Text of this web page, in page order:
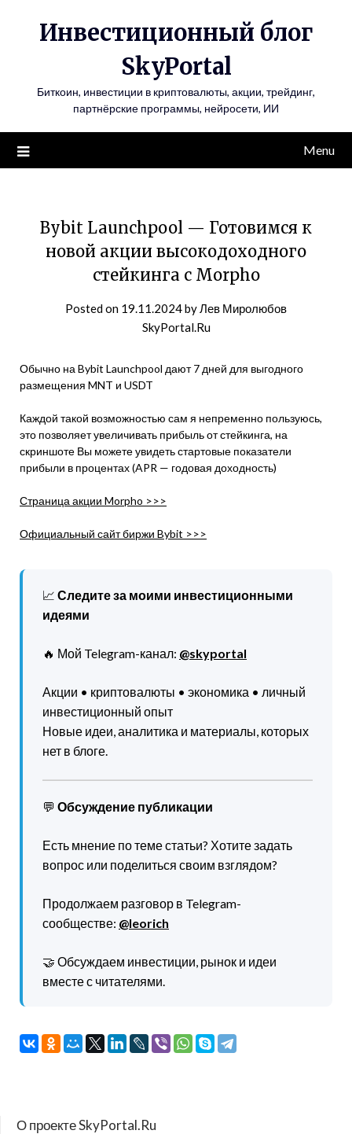
Инвестиционный блог
SkyPortal
Биткоин, инвестиции в криптовалюты, акции, трейдинг,
партнёрские программы, нейросети, ИИ
Menu
Bybit Launchpool — Готовимся к
новой акции высокодоходного
стейкинга с Morpho
Posted on 19.11.2024byЛев Миролюбов
SkyPortal.Ru
Обычно на Bybit Launchpool дают 7 дней для выгодного
размещения MNT и USDT
Каждой такой возможностью сам я непременно пользуюсь,
это позволяет увеличивать прибыль от стейкинга, на
скриншоте Вы можете увидеть стартовые показатели
прибыли в процентах (APR — годовая доходность)
Страница акции Morpho >>>
Официальный сайт биржи Bybit >>>
📈 Следите за моими инвестиционными
идеями
🔥 Мой Telegram-канал: @skyportal
Акции • криптовалюты • экономика • личный
инвестиционный опыт
Новые идеи, аналитика и материалы, которых
нет в блоге.
💬 Обсуждение публикации
Есть мнение по теме статьи? Хотите задать
вопрос или поделиться своим взглядом?
Продолжаем разговор в Telegram-
сообществе: @leorich
🤝 Обсуждаем инвестиции, рынок и идеи
вместе с читателями.
О проекте SkyPortal.Ru